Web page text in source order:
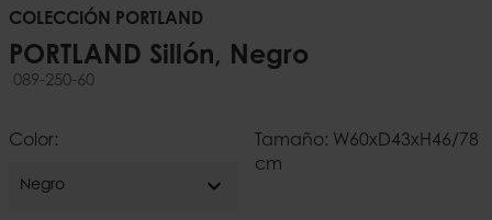
COLECCIÓN PORTLAND
PORTLAND Sillón, Negro
089-250-60
Color:
Negro expand_more
Tamaño: W60xD43xH46/78
cm